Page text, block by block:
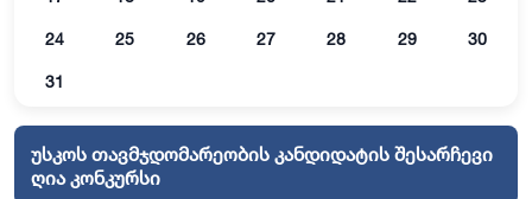
24 25 26 27 28 29 30
31
უსკოს თავმჯდომარეობის კანდიდატის შესარჩევი
ღია კონკურსი